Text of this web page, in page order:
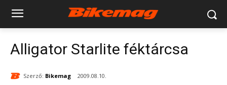
Alligator Starlite féktárcsa
Szerző: Bikemag 2009.08.10.